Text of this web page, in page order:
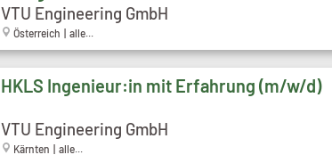
VTU Engineering GmbH
Österreich | alle...
HKLS Ingenieur:in mit Erfahrung (m/w/d)
VTU Engineering GmbH
Kärnten | alle...